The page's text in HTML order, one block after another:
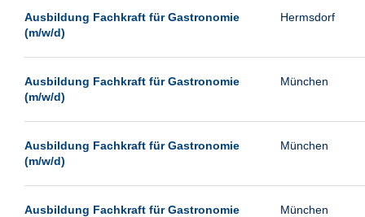
Neumünster
Passau
Pforzheim
Ausbildung Fachkraft für Gastronomie
(m/w/d)
Hermsdorf
Ausbildung Fachkraft für Gastronomie
(m/w/d)
München
Ausbildung Fachkraft für Gastronomie
(m/w/d)
München
Ausbildung Fachkraft für Gastronomie
München